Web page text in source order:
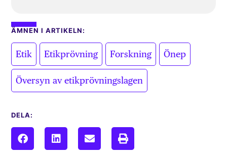
ÄMNEN I ARTIKELN:
Etik Etikprövning Forskning Önep
Översyn av etikprövningslagen
DELA: